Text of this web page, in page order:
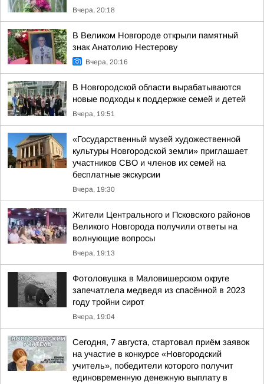
Вчера, 20:18
В Великом Новгороде открыли памятный
знак Анатолию Нестерову
Вчера, 20:16
В Новгородской области вырабатываются
новые подходы к поддержке семей и детей
Вчера, 19:51
«Государственный музей художественной
культуры Новгородской земли» приглашает
участников СВО и членов их семей на
бесплатные экскурсии
Вчера, 19:30
Жители Центрального и Псковского районов
Великого Новгорода получили ответы на
волнующие вопросы
Вчера, 19:13
Фотоловушка в Маловишерском округе
запечатлела медведя из спасённой в 2023
году тройни сирот
Вчера, 19:04
Сегодня, 7 августа, стартовал приём заявок
на участие в конкурсе «Новгородский
учитель», победители которого получит
единовременную денежную выплату в